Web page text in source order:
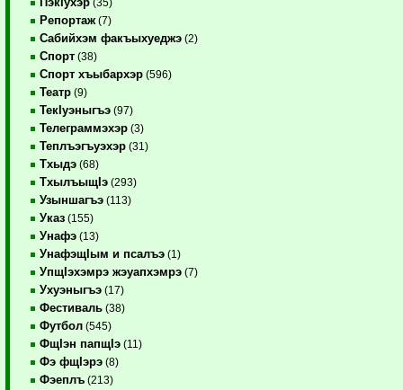
(35)
Репортаж (7)
Сабийхэм факъыхуеджэ (2)
Спорт (38)
Спорт хъыбархэр (596)
Театр (9)
ТекIуэныгъэ (97)
Телеграммэхэр (3)
Теплъэгъуэхэр (31)
Тхыдэ (68)
ТхылъыщIэ (293)
Узыншагъэ (113)
Указ (155)
Унафэ (13)
УнафэщIым и псалъэ (1)
УпщIэхэмрэ жэуапхэмрэ (7)
Ухуэныгъэ (17)
Фестиваль (38)
Футбол (545)
ФщIэн папщIэ (11)
Фэ фщIэрэ (8)
Фэеплъ (213)